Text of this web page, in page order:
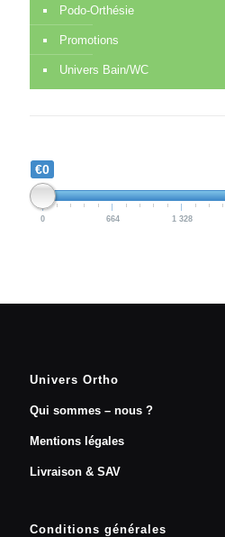
Podo-Orthésie
Promotions
Univers Bain/WC
€0
0 664 1 328
Univers Ortho
Qui sommes – nous ?
Mentions légales
Livraison & SAV
Conditions générales